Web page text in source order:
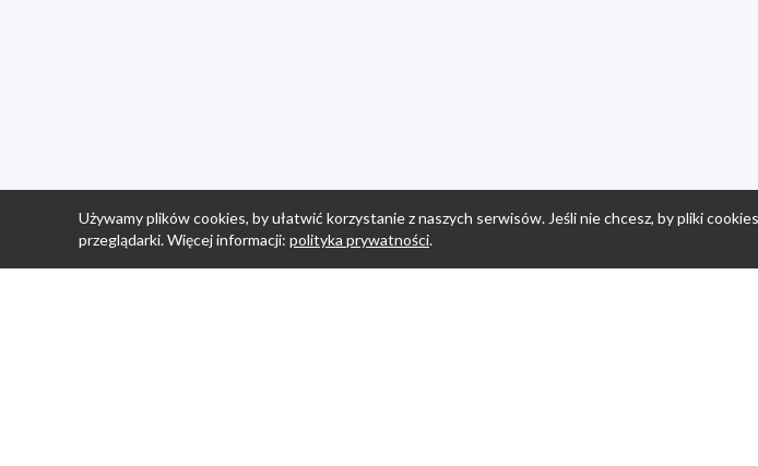
Używamy plików cookies, by ułatwić korzystanie z naszych serwisów. Jeśli nie chcesz, by pliki
przeglądarki. Więcej informacji: polityka prywatności.